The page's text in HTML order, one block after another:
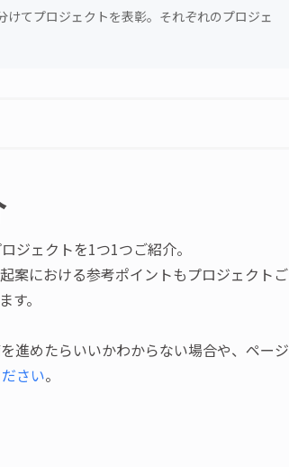
てプロジェクトを表彰。それぞれのプロジェ
ジェクトを1つ1つご紹介。
案における参考ポイントもプロジェクトご
。
進めたらいいかわからない場合や、ページ
さい。